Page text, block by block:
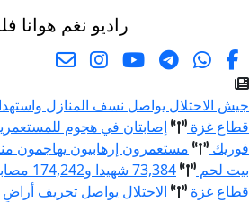
راديو نغم هوانا
جيش الاحتلال يواصل نسف المنازل
قطاع غزة
إصابتان في هجوم
فوريك
مستعمرون إرهابيون يهاجمون
بيت لحم
73,384
قطاع غزة
الاحتلال يواصل تجريف